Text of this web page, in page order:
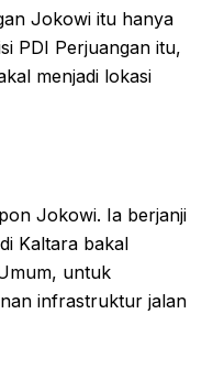
Jokowi itu hanya
PDI Perjuangan itu,
menjadi lokasi
Jokowi. Ia berjanji
Kaltara bakal
untuk
infrastruktur jalan